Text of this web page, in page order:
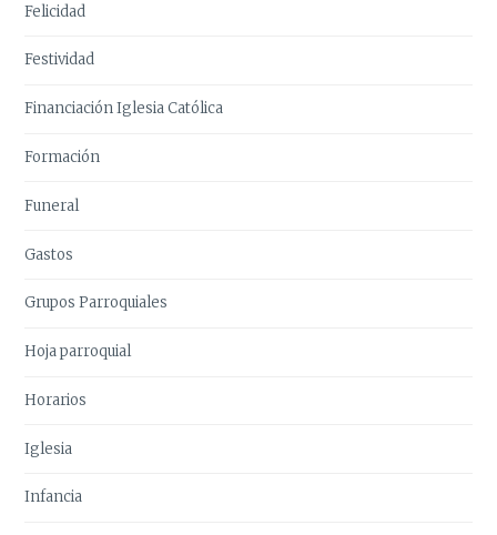
Felicidad
Festividad
Financiación Iglesia Católica
Formación
Funeral
Gastos
Grupos Parroquiales
Hoja parroquial
Horarios
Iglesia
Infancia